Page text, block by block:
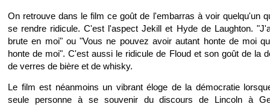
On retrouve dans le film ce goût de l'embarras à voir quelqu'un
se rendre ridicule. C'est l'aspect Jekill et Hyde de Laughton.
brute en moi" ou "Vous ne pouvez avoir autant honte de moi
honte de moi". C'est aussi le ridicule de Floud et son goût de la
de verres de bière et de whisky.
Le film est néanmoins un vibrant éloge de la démocratie
seule personne à se souvenir du discours de Lincoln à